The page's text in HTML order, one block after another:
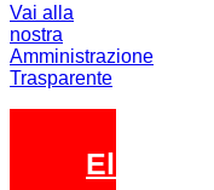
Vai alla
nostra
Amministrazione
Trasparente
Elezioni